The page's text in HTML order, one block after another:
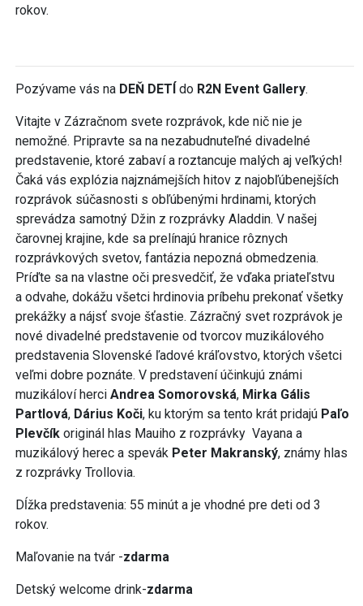
rokov.
Pozývame vás na DEŇ DETÍ do R2N Event Gallery.
Vitajte v Zázračnom svete rozprávok, kde nič nie je
nemožné. Pripravte sa na nezabudnuteľné divadelné
predstavenie, ktoré zabaví a roztancuje malých aj veľkých!
Čaká vás explózia najznámejších hitov z najobľúbenejších
rozprávok súčasnosti s obľúbenými hrdinami, ktorých
sprevádza samotný Džin z rozprávky Aladdin. V našej
čarovnej krajine, kde sa prelínajú hranice rôznych
rozprávkových svetov, fantázia nepozná obmedzenia.
Príďte sa na vlastne oči presvedčiť, že vďaka priateľstvu
a odvahe, dokážu všetci hrdinovia príbehu prekonať všetky
prekážky a nájsť svoje šťastie. Zázračný svet rozprávok je
nové divadelné predstavenie od tvorcov muzikálového
predstavenia Slovenské ľadové kráľovstvo, ktorých všetci
veľmi dobre poznáte. V predstavení účinkujú známi
muzikáloví herci Andrea Somorovská, Mirka Gális
Partlová, Dárius Koči, ku ktorým sa tento krát pridajú Paľo
Plevčík originál hlas Mauiho z rozprávky Vayana a
muzikálový herec a spevák Peter Makranský, známy hlas
z rozprávky Trollovia.
Dĺžka predstavenia: 55 minút a je vhodné pre deti od 3
rokov.
Maľovanie na tvár -zdarma
Detský welcome drink-zdarma